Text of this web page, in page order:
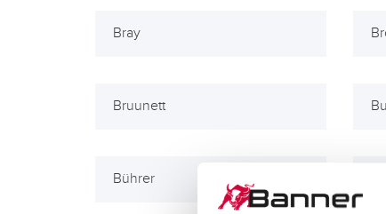
Bray
Bruunett
Bührer